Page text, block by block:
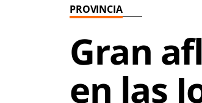
PROVINCIA
Gran
en las